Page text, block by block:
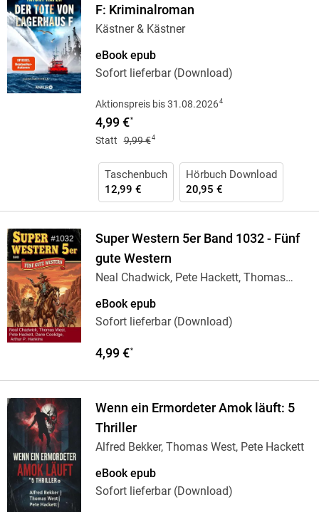
F: Kriminalroman
Kästner & Kästner
eBook epub
Sofort lieferbar (Download)
Aktionspreis bis 31.08.20264
4,99 €*
Statt 9,99 €4
Taschenbuch
12,99 €
Hörbuch Download
20,95 €
Super Western 5er Band 1032 - Fünf
gute Western
Neal Chadwick, Pete Hackett, Thomas
eBook epub
Sofort lieferbar (Download)
4,99 €*
Wenn ein Ermordeter Amok läuft: 5
Thriller
Alfred Bekker, Thomas West, Pete Hackett
eBook epub
Sofort lieferbar (Download)